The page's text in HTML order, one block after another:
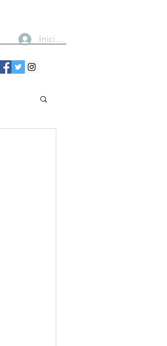
Iniciar sesión